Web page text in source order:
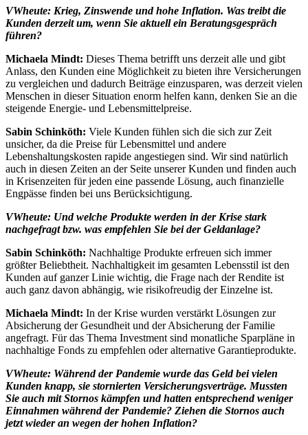
VWheute: Krieg, Zinswende und hohe Inflation. Was treibt die
Kunden derzeit um, wenn Sie aktuell ein Beratungsgespräch
führen?
Michaela Mindt: Dieses Thema betrifft uns derzeit alle und gibt
Anlass, den Kunden eine Möglichkeit zu bieten ihre Versicherungen
zu vergleichen und dadurch Beiträge einzusparen, was derzeit vielen
Menschen in dieser Situation enorm helfen kann, denken Sie an die
steigende Energie- und Lebensmittelpreise.
Sabin Schinköth: Viele Kunden fühlen sich die sich zur Zeit
unsicher, da die Preise für Lebensmittel und andere
Lebenshaltungskosten rapide angestiegen sind. Wir sind natürlich
auch in diesen Zeiten an der Seite unserer Kunden und finden auch
in Krisenzeiten für jeden eine passende Lösung, auch finanzielle
Engpässe finden bei uns Berücksichtigung.
VWheute: Und welche Produkte werden in der Krise stark
nachgefragt bzw. was empfehlen Sie bei der Geldanlage?
Sabin Schinköth: Nachhaltige Produkte erfreuen sich immer
größter Beliebtheit. Nachhaltigkeit im gesamten Lebensstil ist den
Kunden auf ganzer Linie wichtig, die Frage nach der Rendite ist
auch ganz davon abhängig, wie risikofreudig der Einzelne ist.
Michaela Mindt: In der Krise wurden verstärkt Lösungen zur
Absicherung der Gesundheit und der Absicherung der Familie
angefragt. Für das Thema Investment sind monatliche Sparpläne in
nachhaltige Fonds zu empfehlen oder alternative Garantieprodukte.
VWheute: Während der Pandemie wurde das Geld bei vielen
Kunden knapp, sie stornierten Versicherungsverträge. Mussten
Sie auch mit Stornos kämpfen und hatten entsprechend weniger
Einnahmen während der Pandemie? Ziehen die Stornos auch
jetzt wieder an wegen der hohen Inflation?